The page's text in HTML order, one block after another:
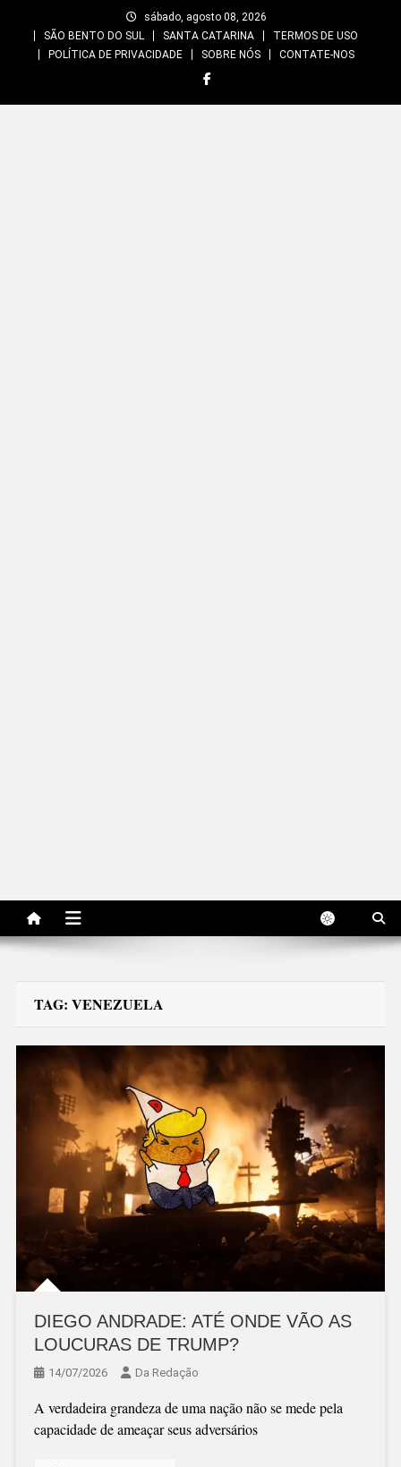
sábado, agosto 08, 2026
SÃO BENTO DO SUL
SANTA CATARINA
TERMOS DE USO
POLÍTICA DE PRIVACIDADE
SOBRE NÓS CONTATE-NOS
TAG: VENEZUELA
DIEGO ANDRADE: ATÉ ONDE VÃO AS
LOUCURAS DE TRUMP?
14/07/2026 Da Redação
A verdadeira grandeza de uma nação não se mede pela
capacidade de ameaçar seus adversários